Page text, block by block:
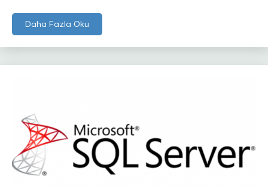
Daha Fazla Oku